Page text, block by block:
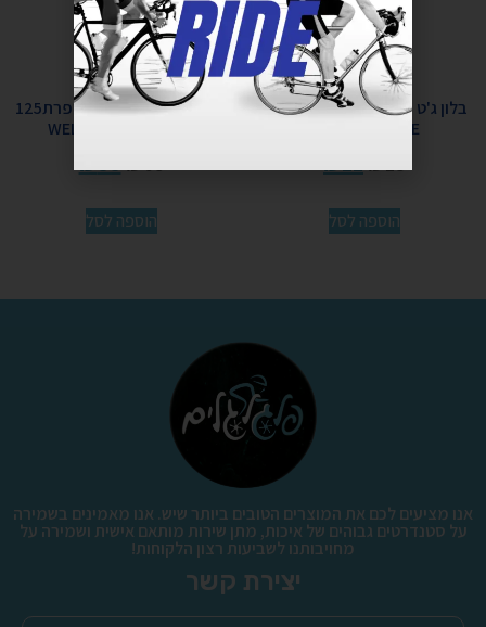
בלון ג'ט וולב 16 גרם JETVALVE
CO2 WELDTITE
₪13
₪11
הוספה לסל
גריז טפלון וולדטייט שפופרת125
₪65
₪55
הוספה לסל
אנו מציעים לכם את המוצרים הטובים ביותר שיש. אנו מאמינים בשמירה
על סטנדרטים גבוהים של איכות, מתן שירות מותאם אישית ושמירה על
מחויבותנו לשביעות רצון הלקוחות!
יצירת קשר